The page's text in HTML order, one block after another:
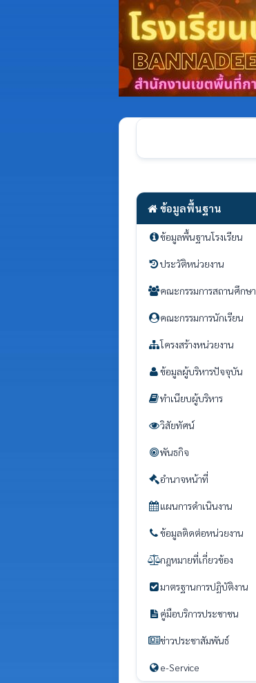
ข้อมูลพื้นฐาน
ข้อมูลพื้นฐานโรงเรียน
ประวัติหน่วยงาน
คณะกรรมการสถานศึกษา
คณะกรรมการนักเรียน
โครงสร้างหน่วยงาน
ข้อมูลผู้บริหารปัจจุบัน
ทำเนียบผู้บริหาร
วิสัยทัศน์
พันธกิจ
อำนาจหน้าที่
แผนการดำเนินงาน
ข้อมูลติดต่อหน่วยงาน
กฎหมายที่เกี่ยวข้อง
มาตรฐานการปฏิบัติงาน
คู่มือบริการประชาชน
ข่าวประชาสัมพันธ์
e-Service